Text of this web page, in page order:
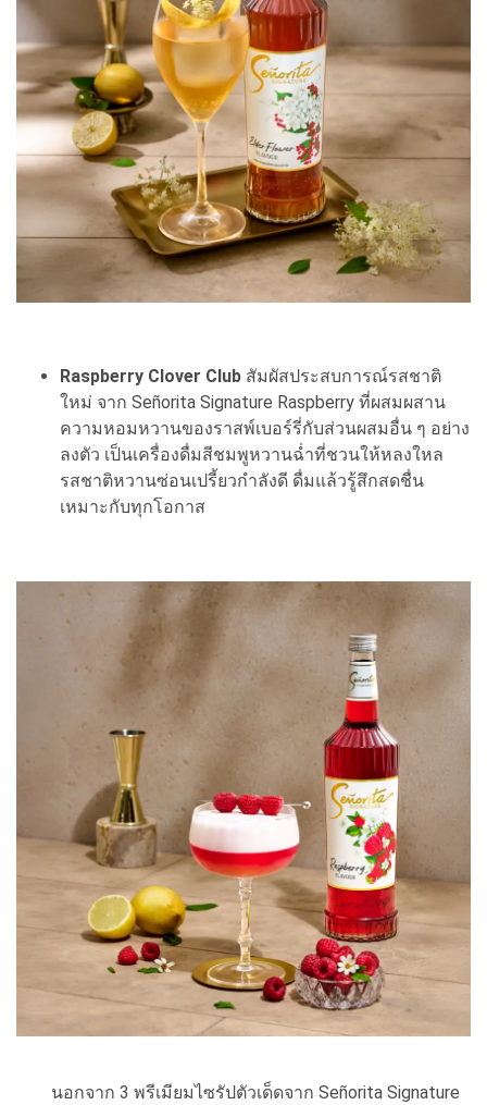
Raspberry Clover Club สัมผัสประสบการณ์รสชาติ
ใหม่ จาก Señorita Signature Raspberry ที่ผสมผสาน
ความหอมหวานของราสพ์เบอร์รี่กับส่วนผสมอื่น ๆ อย่าง
ลงตัว เป็นเครื่องดื่มสีชมพูหวานฉ่ำที่ชวนให้หลงใหล
รสชาติหวานซ่อนเปรี้ยวกำลังดี ดื่มแล้วรู้สึกสดชื่น
เหมาะกับทุกโอกาส
นอกจาก 3 พรีเมียมไซรัปตัวเด็ดจาก Señorita Signature